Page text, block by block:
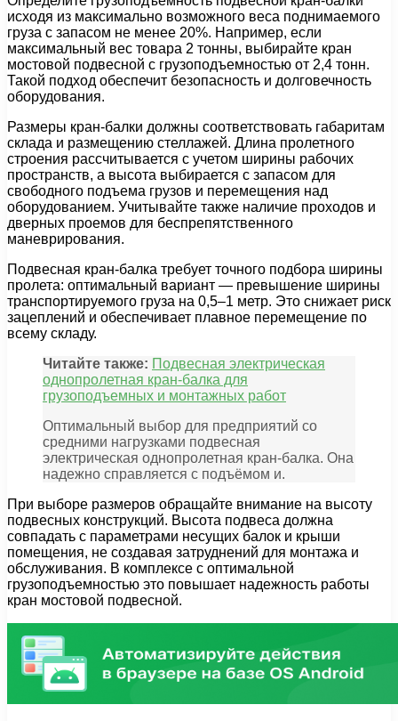
исходя из максимально возможного веса поднимаемого
груза с запасом не менее 20%. Например, если
максимальный вес товара 2 тонны, выбирайте кран
мостовой подвесной с грузоподъемностью от 2,4 тонн.
Такой подход обеспечит безопасность и долговечность
оборудования.
Размеры кран-балки должны соответствовать габаритам
склада и размещению стеллажей. Длина пролетного
строения рассчитывается с учетом ширины рабочих
пространств, а высота выбирается с запасом для
свободного подъема грузов и перемещения над
оборудованием. Учитывайте также наличие проходов и
дверных проемов для беспрепятственного
маневрирования.
Подвесная кран-балка требует точного подбора ширины
пролета: оптимальный вариант — превышение ширины
транспортируемого груза на 0,5–1 метр. Это снижает риск
зацеплений и обеспечивает плавное перемещение по
всему складу.
Читайте также: Подвесная электрическая
однопролетная кран-балка для
грузоподъемных и монтажных работ
Оптимальный выбор для предприятий со
средними нагрузками подвесная
электрическая однопролетная кран-балка. Она
надежно справляется с подъёмом и.
При выборе размеров обращайте внимание на высоту
подвесных конструкций. Высота подвеса должна
совпадать с параметрами несущих балок и крыши
помещения, не создавая затруднений для монтажа и
обслуживания. В комплексе с оптимальной
грузоподъемностью это повышает надежность работы
кран мостовой подвесной.